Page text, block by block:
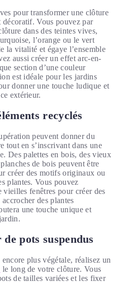
pour transformer une clôture
décoratif. Vous pouvez par
dans des teintes vives,
l’orange ou le vert
la vitalité et égaye l’ensemble
aussi créer un effet arc-en-
section d’une couleur
est idéale pour les jardins
donner une touche ludique et
extérieur.
recyclés
peuvent donner du
tout en s’inscrivant dans une
Des palettes en bois, des vieux
de bois peuvent être
créer des motifs originaux ou
plantes. Vous pouvez
vieilles fenêtres pour créer des
des plantes
une touche unique et
pots suspendus
plus végétale, réalisez un
le long de votre clôture. Vous
de tailles variées et les fixer